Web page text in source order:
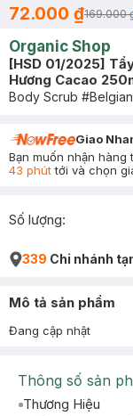
72.000 ₫169.000
Organic Shop
[HSD 01/2025]
Hương Cacao
Body Scrub
Giao
Bạn muốn nhận hàng
43 phúttới và chọn
Số lượng:
339 Chi nhánh
Mô tả sản phẩm
Đang cập nhật
Thông số sản
Thương Hiệu